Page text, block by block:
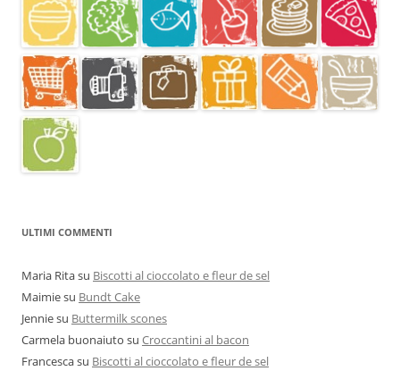
ULTIMI COMMENTI
Maria Ritasu Biscotti al cioccolato e fleur de sel
Maimiesu Bundt Cake
Jenniesu Buttermilk scones
Carmela buonaiuto su Croccantini al bacon
Francescasu Biscotti al cioccolato e fleur de sel